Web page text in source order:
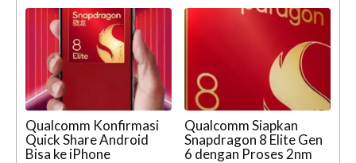
Qualcomm Konfirmasi
Quick Share Android
Bisa ke iPhone
Qualcomm Siapkan
Snapdragon 8 Elite Gen
6 dengan Proses 2nm